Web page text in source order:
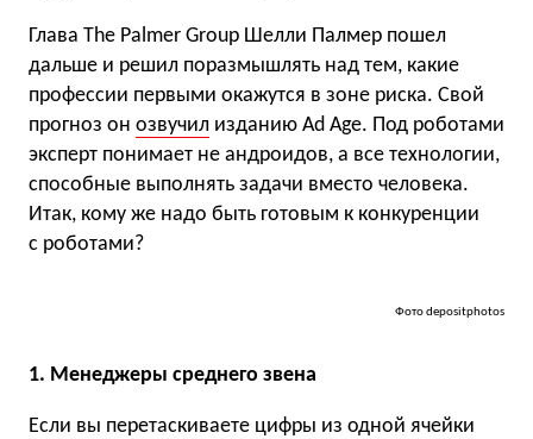
Глава The Palmer Group Шелли Палмер пошел
дальше и решил поразмышлять над тем, какие
профессии первыми окажутся в зоне риска. Свой
прогноз он озвучил изданию Ad Age. Под роботами
эксперт понимает не андроидов, а все технологии,
способные выполнять задачи вместо человека.
Итак, кому же надо быть готовым к конкуренции
с роботами?
Фото depositphotos
1. Менеджеры среднего звена
Если вы перетаскиваете цифры из одной ячейки